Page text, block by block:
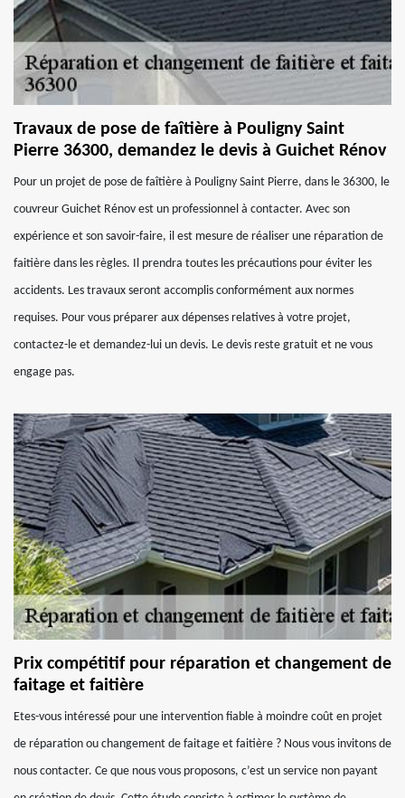
Travaux de pose de faîtière à Pouligny Saint
Pierre 36300, demandez le devis à Guichet Rénov
Pour un projet de pose de faîtière à Pouligny Saint Pierre, dans le 36300, le
couvreur Guichet Rénov est un professionnel à contacter. Avec son
expérience et son savoir-faire, il est mesure de réaliser une réparation de
faitière dans les règles. Il prendra toutes les précautions pour éviter les
accidents. Les travaux seront accomplis conformément aux normes
requises. Pour vous préparer aux dépenses relatives à votre projet,
contactez-le et demandez-lui un devis. Le devis reste gratuit et ne vous
engage pas.
Prix compétitif pour réparation et changement de
faitage et faitière
Etes-vous intéressé pour une intervention fiable à moindre coût en projet
de réparation ou changement de faitage et faitière ? Nous vous invitons de
nous contacter. Ce que nous vous proposons, c’est un service non payant